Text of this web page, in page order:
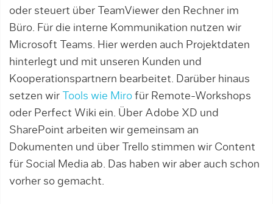
oder steuert über TeamViewer den Rechner im
Büro. Für die interne Kommunikation nutzen wir
Microsoft Teams. Hier werden auch Projektdaten
hinterlegt und mit unseren Kunden und
Kooperationspartnern bearbeitet. Darüber hinaus
setzen wir
Tools wie Miro für Remote-Workshops
oder Perfect Wiki ein. Über Adobe XD und
SharePoint arbeiten wir gemeinsam an
Dokumenten und über Trello stimmen wir Content
für Social Media ab. Das haben wir aber auch schon
vorher so gemacht.